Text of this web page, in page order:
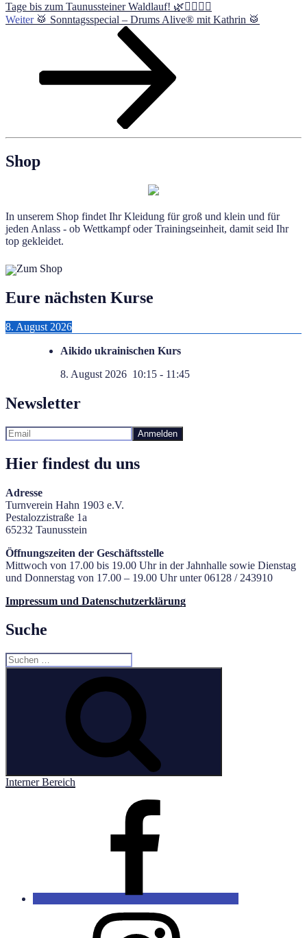
Tage bis zum Taunussteiner Waldlauf! 🌿🏃‍♀️🏃‍♂️
Nächster
Weiter 🥁 Sonntagsspecial – Drums Alive® mit Kathrin 🥁
Shop
In unserem Shop findet Ihr Kleidung für groß und klein und für
jeden Anlass - ob Wettkampf oder Trainingseinheit, damit seid Ihr
top gekleidet.
Zum Shop
Eure nächsten Kurse
8. August 2026
Aikido ukrainischen Kurs
8. August 2026 10:15 - 11:45
Newsletter
Hier findest du uns
Adresse
Turnverein Hahn 1903 e.V.
Pestalozzistraße 1a
65232 Taunusstein
Öffnungszeiten der Geschäftsstelle
Mittwoch von 17.00 bis 19.00 Uhr in der Jahnhalle sowie Dienstag
und Donnerstag von 17.00 – 19.00 Uhr unter 06128 / 243910
Impressum und Datenschutzerklärung
Suche
Suchen
nach:
Interner Bereich